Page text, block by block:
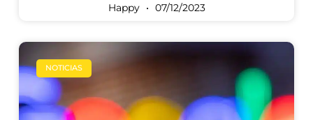
Happy 07/12/2023
NOTICIAS